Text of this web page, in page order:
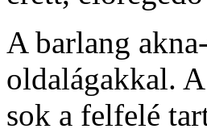
A barlang
oldalágakkal.
sok a felfelé